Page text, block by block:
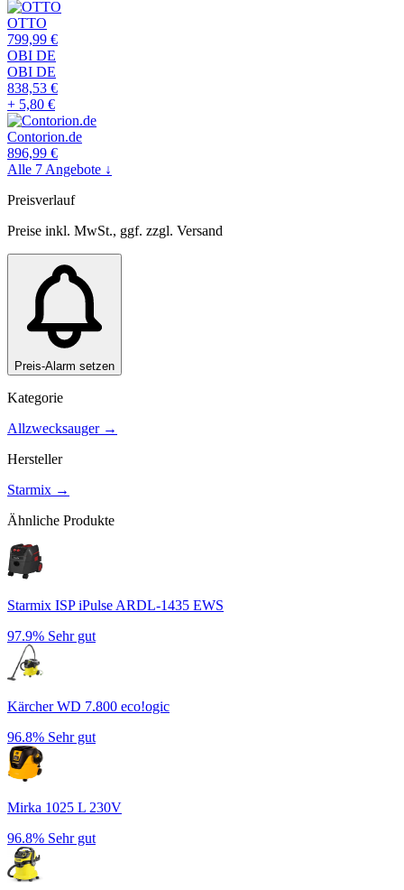
OTTO
799,99 €
OBI DE
OBI DE
838,53 €
+ 5,80 €
Contorion.de
896,99 €
Alle 7 Angebote ↓
Preisverlauf
Preise inkl. MwSt., ggf. zzgl. Versand
Preis-Alarm setzen
Kategorie
Allzwecksauger→
Hersteller
Starmix →
Ähnliche Produkte
Starmix ISP iPulse ARDL-1435 EWS
97.9% Sehr gut
Kärcher WD 7.800 eco!ogic
96.8% Sehr gut
Mirka 1025 L 230V
96.8% Sehr gut